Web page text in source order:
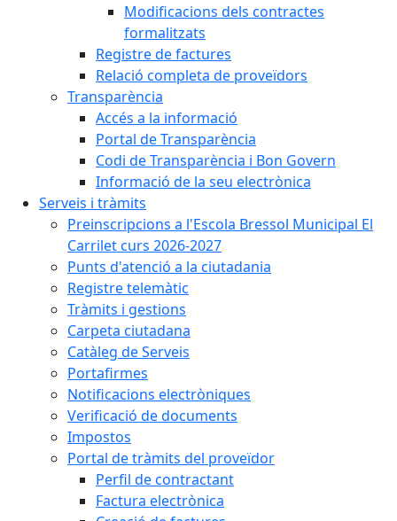
Modificacions dels contractes
formalitzats
Registre de factures
Relació completa de proveïdors
Transparència
Accés a la informació
Portal de Transparència
Codi de Transparència i Bon Govern
Informació de la seu electrònica
Serveis i tràmits
Preinscripcions a l'Escola Bressol Municipal El
Carrilet curs 2026-2027
Punts d'atenció a la ciutadania
Registre telemàtic
Tràmits i gestions
Carpeta ciutadana
Catàleg de Serveis
Portafirmes
Notificacions electròniques
Verificació de documents
Impostos
Portal de tràmits del proveïdor
Perfil de contractant
Factura electrònica